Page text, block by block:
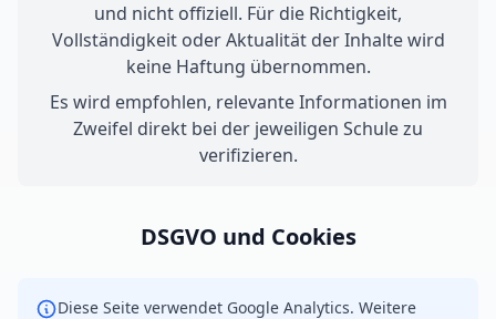
und nicht offiziell. Für die Richtigkeit,
Vollständigkeit oder Aktualität der Inhalte wird
keine Haftung übernommen.
Es wird empfohlen, relevante Informationen im
Zweifel direkt bei der jeweiligen Schule zu
verifizieren.
DSGVO und Cookies
Diese Seite verwendet Google Analytics. Weitere